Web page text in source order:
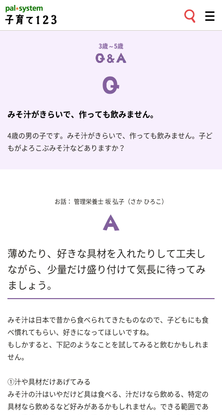
3歳～5歳
みそ汁がきらいで、作っても飲みません。
4歳の男の子です。みそ汁がきらいで、作っても飲みません。子ど
もがよろこぶみそ汁などありますか？
お話： 管理栄養士 坂 弘子 （さか ひろこ）
薄めたり、好きな具材を入れたりして工夫し
ながら、少量だけ盛り付けて気長に待ってみ
ましょう。
みそ汁は日本で昔から食べられてきたものなので、子どもにも食
べ慣れてもらい、好きになってほしいですね。
もしかすると、下記のようなことを試してみると飲むかもしれま
せん。
①汁や具材だけあげてみる
みそ汁の汁はいやだけど具は食べる、汁だけなら飲める、特定の
具材なら飲めるなど好みがあるかもしれません。できる範囲であ